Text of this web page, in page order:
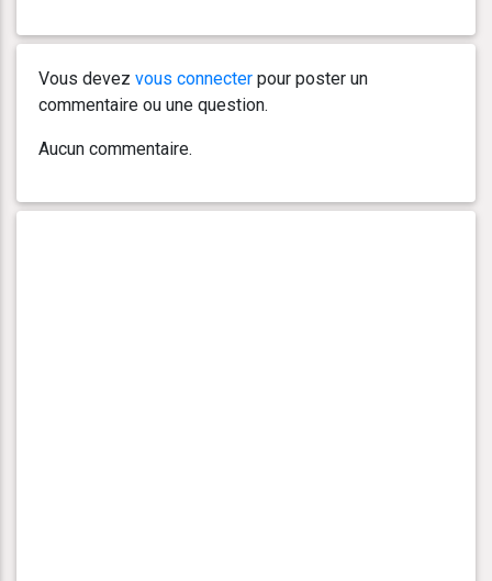
Vous devez vous connecter pour poster un
commentaire ou une question.
Aucun commentaire.